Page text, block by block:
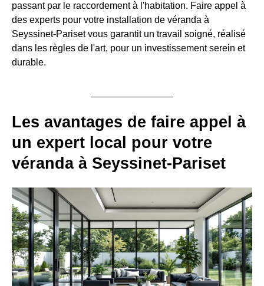
passant par le raccordement à l'habitation. Faire appel à
des experts pour votre installation de véranda à
Seyssinet-Pariset vous garantit un travail soigné, réalisé
dans les règles de l'art, pour un investissement serein et
durable.
Les avantages de faire appel à
un expert local pour votre
véranda à Seyssinet-Pariset